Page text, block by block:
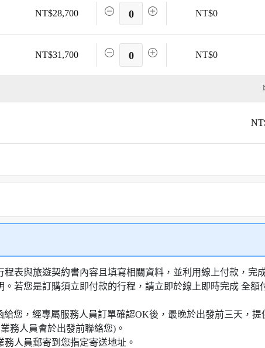
NT$28,700 0 NT$0
NT$31,700 0 NT$0
表與旅遊契約書內容且填寫相關資料，並利用線上付款，完
若您是訂購須立即付款的行程，請立即於線上即時完成 全
您，經專屬服務人員訂單確認OK後，最晚於出發前三天，
務人員會於出發前聯絡您)。
人員郵寄到您指定寄送地址。